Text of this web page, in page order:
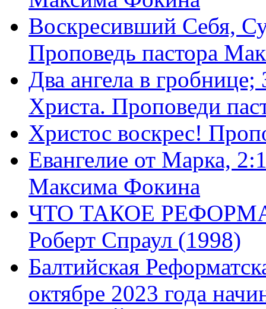
Воскресивший Себя,
Проповедь пастора
Два ангела в
Христа. Проповеди
Христос воскрес!
Евангелие от Марка,
Максима Фокина
ЧТО ТАКОЕ
Роберт Спраул (1998)
Балтийская
октябре 2023 года